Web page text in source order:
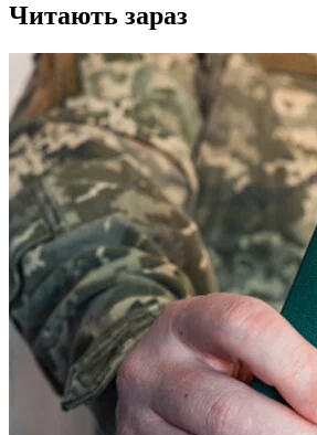
Читають зараз